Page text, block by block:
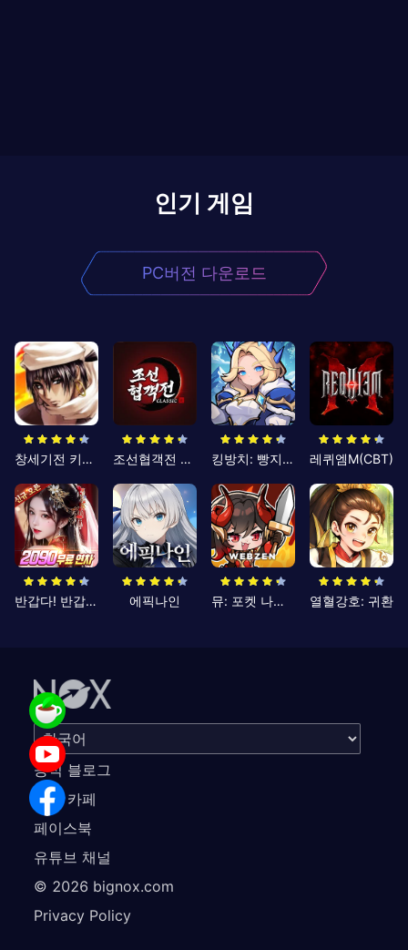
인기 게임
PC버전 다운로드
창세기전 키우기 조선협객전 클래식 킹방치: 빵지의 제왕 레퀴엠M(CBT)
반갑다! 반갑삼국지 에픽나인 뮤: 포켓 나이츠 열혈강호: 귀환
공식 블로그
공식 카페
페이스북
유튜브 채널
© 2026 bignox.com
Privacy Policy